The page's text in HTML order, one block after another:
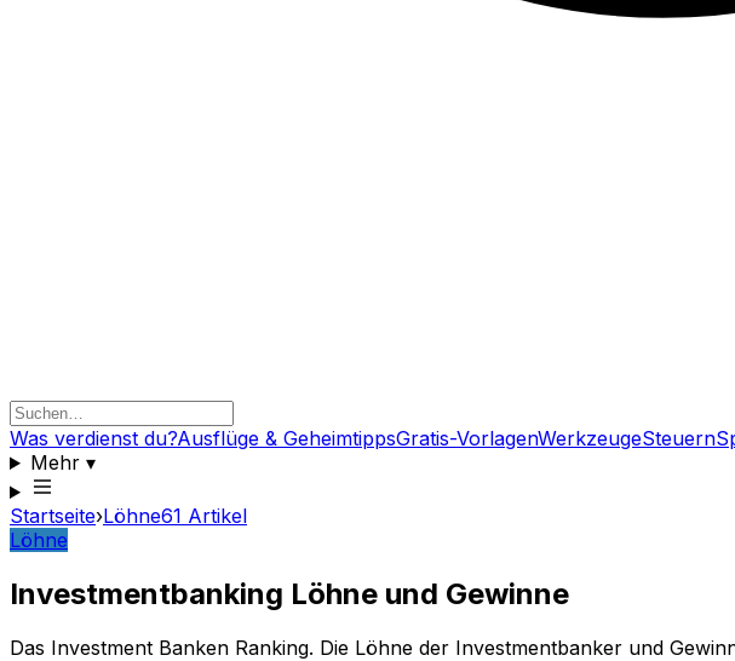
Was verdienst du?Ausflüge & GeheimtippsGratis-VorlagenWerkzeugeSteuern
Mehr▾
Startseite›Löhne61 Artikel
Löhne
Investmentbanking Löhne und Gewinne
Das Investment Banken Ranking. Die Löhne der Investmentbanker und